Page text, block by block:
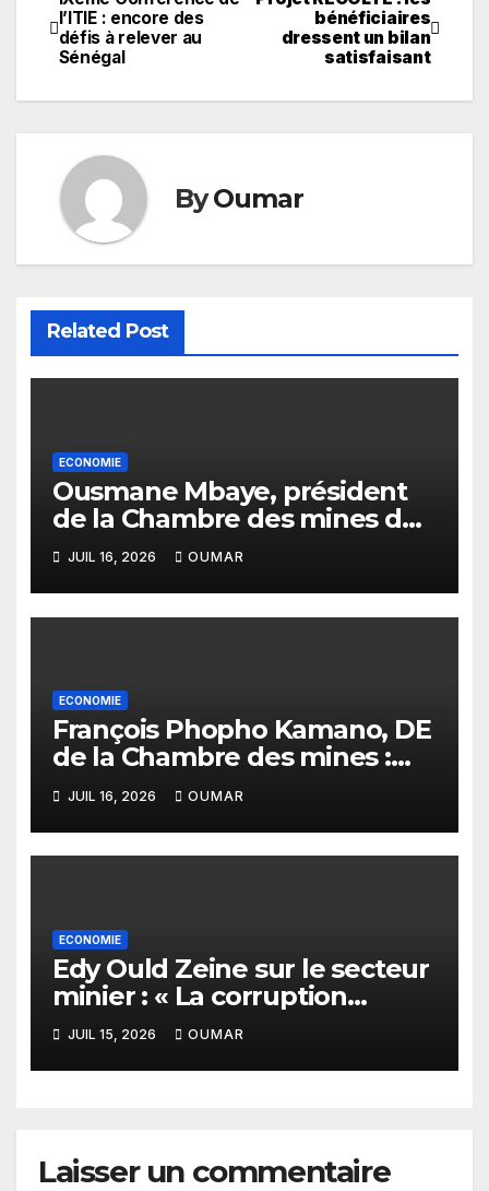
Navigation
de
l’article
bénéficiaires
dressent un bilan
satisfaisant
l’ITIE : encore des
défis à relever au
Sénégal
ByOumar
Related Post
ECONOMIE
Ousmane Mbaye, président
de la Chambre des mines du
Sénégal : « C’est l’Etat qui doit
assurer le financement des
infrastructures »
JUIL 16, 2026 OUMAR
ECONOMIE
François Phopho Kamano, DE
de la Chambre des mines :
« la Guinée est aujourd’hui la
meilleure des destinations »
JUIL 16, 2026 OUMAR
ECONOMIE
Edy Ould Zeine sur le secteur
minier : « La corruption
n’existe pas en Mauritanie »
JUIL 15, 2026 OUMAR
Laisser un commentaire